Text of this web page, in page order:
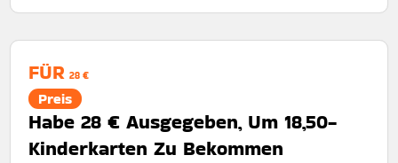
FÜR 28 €
Preis
Habe 28 € Ausgegeben, Um 18,50-
Kinderkarten Zu Bekommen